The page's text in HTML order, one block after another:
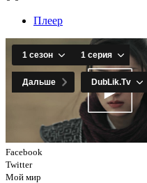
Плеер
Facebook
Twitter
Мой мир